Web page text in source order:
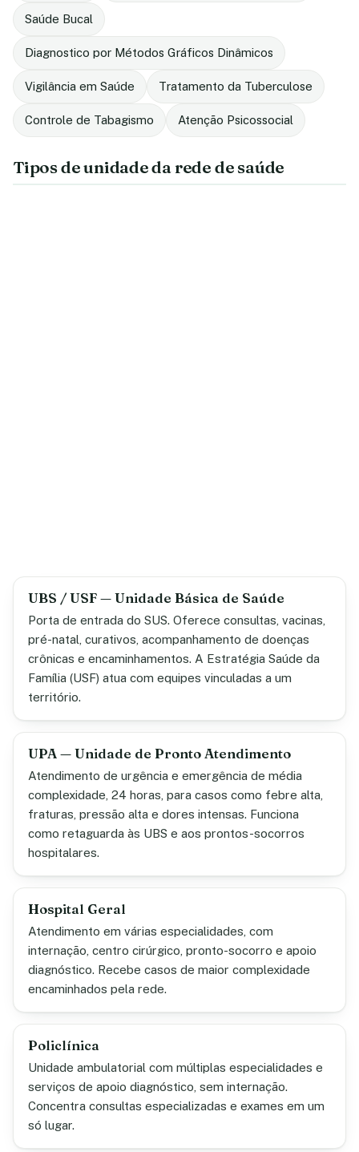
Saúde Bucal
Diagnostico por Métodos Gráficos Dinâmicos
Vigilância em Saúde Tratamento da Tuberculose
Controle de Tabagismo Atenção Psicossocial
Tipos de unidade da rede de saúde
UBS / USF — Unidade Básica de Saúde
Porta de entrada do SUS. Oferece consultas, vacinas,
pré-natal, curativos, acompanhamento de doenças
crônicas e encaminhamentos. A Estratégia Saúde da
Família (USF) atua com equipes vinculadas a um
território.
UPA — Unidade de Pronto Atendimento
Atendimento de urgência e emergência de média
complexidade, 24 horas, para casos como febre alta,
fraturas, pressão alta e dores intensas. Funciona
como retaguarda às UBS e aos prontos-socorros
hospitalares.
Hospital Geral
Atendimento em várias especialidades, com
internação, centro cirúrgico, pronto-socorro e apoio
diagnóstico. Recebe casos de maior complexidade
encaminhados pela rede.
Policlínica
Unidade ambulatorial com múltiplas especialidades e
serviços de apoio diagnóstico, sem internação.
Concentra consultas especializadas e exames em um
só lugar.